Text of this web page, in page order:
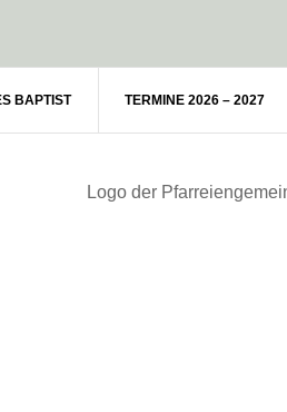
BAPTIST TERMINE 2026 – 2027